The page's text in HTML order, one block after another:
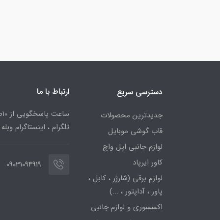
دسترسی سریع
جدیدترین محصولات
قاب گوشی موبایل
لوازم جانبی اپل واچ
کاور ایرپاد
لوازم برقی (شارژر ، کابل ،
پاور ، آداپتور ، ...)
اکسسوری و لوازم جانبی
ارتباط با ما
تلگرام ، اینستاگرام وبله
09031094919